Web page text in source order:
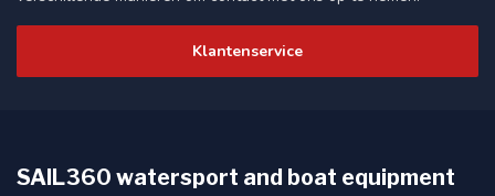
Klantenservice
SAIL360 watersport and boat equipment